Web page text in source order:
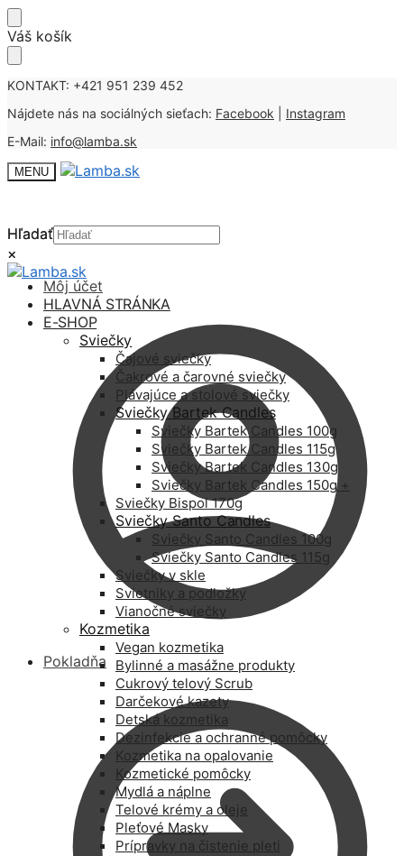
Skip
to
Skip
to
Váš košík
KONTAKT: +421 951 239 452
Nájdete nás na sociálných sieťach: Facebook
Instagram
E-Mail: info@lamba.sk
MENU
Hľadať
×
Môj účet
Pokladňa
Hľadať
×
HLAVNÁ STRÁNKA
E-SHOP
Sviečky
Čajové sviečky
Čakrové a čarovné sviečky
Plávajúce a stolové sviečky
Sviečky Bartek Candles
Sviečky Bartek Candles 100g
Sviečky Bartek Candles 115g
Sviečky Bartek Candles 130g
Sviečky Bartek Candles 150g +
Sviečky Bispol 170g
Sviečky Santo Candles
Sviečky Santo Candles 100g
Sviečky Santo Candles 115g
Sviečky v skle
Svietniky a podložky
Vianočné sviečky
Kozmetika
Vegan kozmetika
Bylinné a masážne produkty
Cukrový telový Scrub
Darčekové kazety
Detská kozmetika
Dezinfekcie a ochranné pomôcky
Kozmetika na opalovanie
Kozmetické pomôcky
Mydlá a náplne
Telové krémy a oleje
Pleťové Masky
Prípravky na čistenie pleti